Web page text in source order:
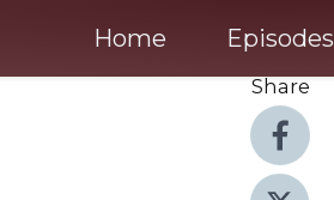
Home Episodes
Share